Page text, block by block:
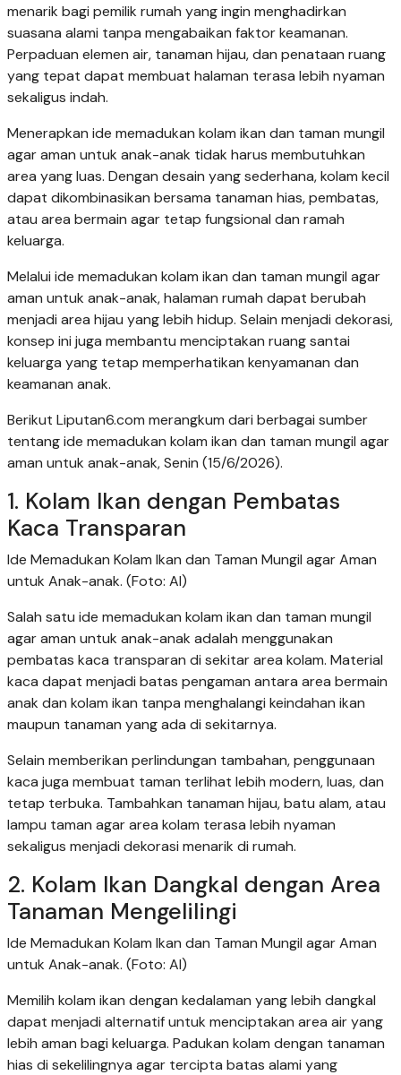
menarik bagi pemilik rumah yang ingin menghadirkan
suasana alami tanpa mengabaikan faktor keamanan.
Perpaduan elemen air, tanaman hijau, dan penataan ruang
yang tepat dapat membuat halaman terasa lebih nyaman
sekaligus indah.
Menerapkan ide memadukan kolam ikan dan taman mungil
agar aman untuk anak-anak tidak harus membutuhkan
area yang luas. Dengan desain yang sederhana, kolam kecil
dapat dikombinasikan bersama tanaman hias, pembatas,
atau area bermain agar tetap fungsional dan ramah
keluarga.
Melalui ide memadukan kolam ikan dan taman mungil agar
aman untuk anak-anak, halaman rumah dapat berubah
menjadi area hijau yang lebih hidup. Selain menjadi dekorasi,
konsep ini juga membantu menciptakan ruang santai
keluarga yang tetap memperhatikan kenyamanan dan
keamanan anak.
Berikut Liputan6.com merangkum dari berbagai sumber
tentang ide memadukan kolam ikan dan taman mungil agar
aman untuk anak-anak, Senin (15/6/2026).
1. Kolam Ikan dengan Pembatas
Kaca Transparan
Ide Memadukan Kolam Ikan dan Taman Mungil agar Aman
untuk Anak-anak. (Foto: AI)
Salah satu ide memadukan kolam ikan dan taman mungil
agar aman untuk anak-anak adalah menggunakan
pembatas kaca transparan di sekitar area kolam. Material
kaca dapat menjadi batas pengaman antara area bermain
anak dan kolam ikan tanpa menghalangi keindahan ikan
maupun tanaman yang ada di sekitarnya.
Selain memberikan perlindungan tambahan, penggunaan
kaca juga membuat taman terlihat lebih modern, luas, dan
tetap terbuka. Tambahkan tanaman hijau, batu alam, atau
lampu taman agar area kolam terasa lebih nyaman
sekaligus menjadi dekorasi menarik di rumah.
2. Kolam Ikan Dangkal dengan Area
Tanaman Mengelilingi
Ide Memadukan Kolam Ikan dan Taman Mungil agar Aman
untuk Anak-anak. (Foto: AI)
Memilih kolam ikan dengan kedalaman yang lebih dangkal
dapat menjadi alternatif untuk menciptakan area air yang
lebih aman bagi keluarga. Padukan kolam dengan tanaman
hias di sekelilingnya agar tercipta batas alami yang